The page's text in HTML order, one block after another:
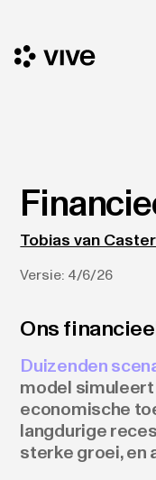
Tobias van
Versie: 4/6/26
Ons
Duizenden
model
economische
langdurige
sterke groei, en